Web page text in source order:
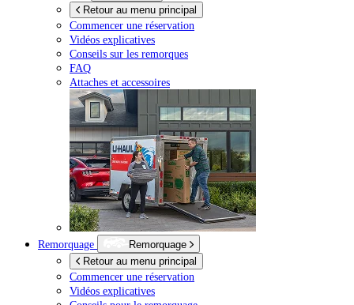
Retour au menu principal
Commencer une réservation
Vidéos explicatives
Conseils sur les remorques
FAQ
Attaches et accessoires
Remorquage
Remorquage
Retour au menu principal
Commencer une réservation
Vidéos explicatives